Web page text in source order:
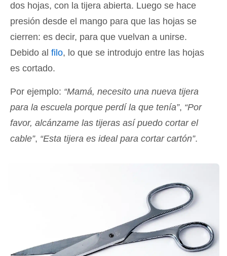
dos hojas, con la tijera abierta. Luego se hace
presión desde el mango para que las hojas se
cierren: es decir, para que vuelvan a unirse.
Debido al filo, lo que se introdujo entre las hojas
es cortado.
Por ejemplo: “Mamá, necesito una nueva tijera
para la escuela porque perdí la que tenía”, “Por
favor, alcánzame las tijeras así puedo cortar el
cable”, “Esta tijera es ideal para cortar cartón”.